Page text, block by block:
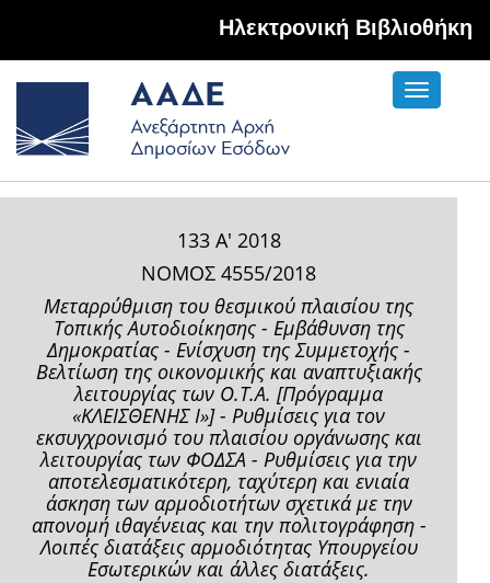
Hλεκτρονική Βιβλιοθήκη
Toggle
133 Α' 2018
ΝΟΜΟΣ 4555/2018
Μεταρρύθμιση του θεσμικού πλαισίου της
Τοπικής Αυτοδιοίκησης - Εμβάθυνση της
Δημοκρατίας - Ενίσχυση της Συμμετοχής -
Βελτίωση της οικονομικής και αναπτυξιακής
λειτουργίας των Ο.Τ.Α. [Πρόγραμμα
«ΚΛΕΙΣΘΕΝΗΣ Ι»] - Ρυθμίσεις για τον
εκσυγχρονισμό του πλαισίου οργάνωσης και
λειτουργίας των ΦΟΔΣΑ - Ρυθμίσεις για την
αποτελεσματικότερη, ταχύτερη και ενιαία
άσκηση των αρμοδιοτήτων σχετικά με την
απονομή ιθαγένειας και την πολιτογράφηση -
Λοιπές διατάξεις αρμοδιότητας Υπουργείου
Εσωτερικών και άλλες διατάξεις.